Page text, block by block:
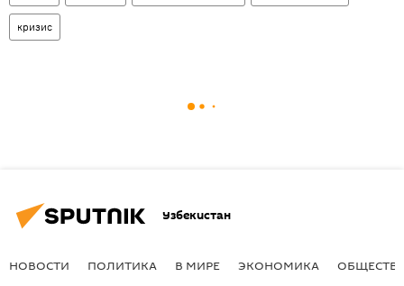
кризис
Узбекистан
НОВОСТИ ПОЛИТИКА В МИРЕ ЭКОНОМИКА